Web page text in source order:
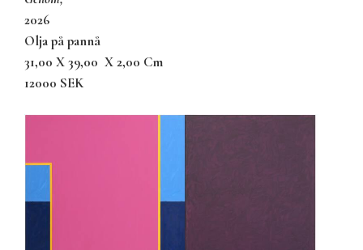
2026
olja på pannå
31,00 X 39,00 X 2,00 Cm
12000 SEK